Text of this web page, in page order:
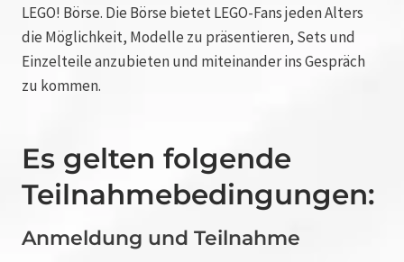
LEGO! Börse. Die Börse bietet LEGO-Fans jeden Alters
die Möglichkeit, Modelle zu präsentieren, Sets und
Einzelteile anzubieten und miteinander ins Gespräch
zu kommen.
Es gelten folgende
Teilnahmebedingungen:
Anmeldung und Teilnahme